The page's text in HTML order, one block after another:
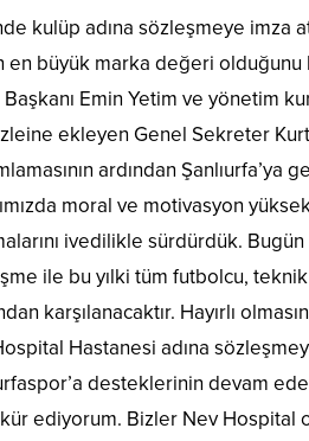
kulüp adına sözleşmeye imza
en büyük marka değeri olduğunu
Başkanı Emin Yetim ve yönetim
ekleyen Genel Sekreter
ardından
moral ve motivasyon
ivedilikle sürdürdük.
ile bu yılki tüm futbolcu,
karşılanacaktır. Hayırlı
Hastanesi adına
desteklerinin devam
ediyorum. Bizler Nev Hospital